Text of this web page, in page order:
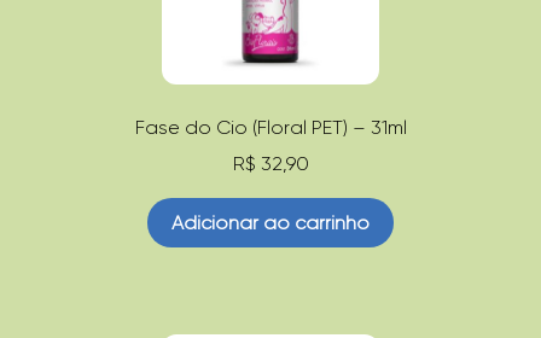
Fase do Cio (Floral PET) – 31ml
R$ 32,90
Adicionar ao carrinho